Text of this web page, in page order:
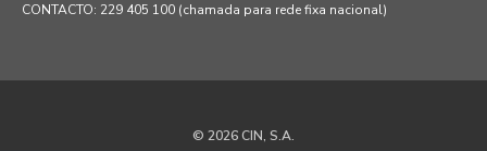
CONTACTO: 229 405 100 (chamada para rede fixa nacional)
© 2026 CIN, S.A.